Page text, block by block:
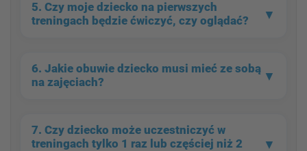
5. Czy moje dziecko na pierwszych
treningach będzie ćwiczyć, czy oglądać? ▼
6. Jakie obuwie dziecko musi mieć ze sobą
na zajęciach?
▼
7. Czy dziecko może uczestniczyć w
treningach tylko 1 raz lub częściej niż 2 ▼